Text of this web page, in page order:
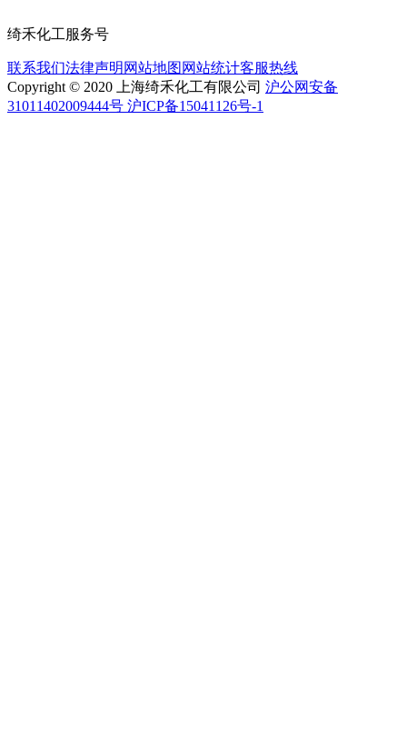
绮禾化工服务号
联系我们法律声明 网站地图 网站统计客服热线
Copyright © 2020 上海绮禾化工有限公司 沪公网安备
31011402009444号 沪ICP备15041126号-1